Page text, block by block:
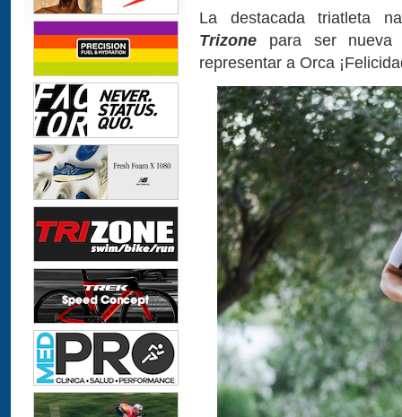
La destacada triatleta
Trizone para ser nueva
representar a Orca